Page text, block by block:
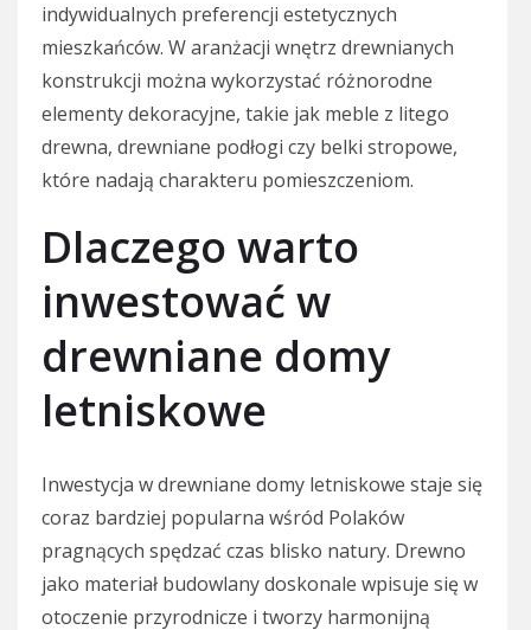
indywidualnych preferencji estetycznych
mieszkańców. W aranżacji wnętrz drewnianych
konstrukcji można wykorzystać różnorodne
elementy dekoracyjne, takie jak meble z litego
drewna, drewniane podłogi czy belki stropowe,
które nadają charakteru pomieszczeniom.
Dlaczego warto
inwestować w
drewniane domy
letniskowe
Inwestycja w drewniane domy letniskowe staje się
coraz bardziej popularna wśród Polaków
pragnących spędzać czas blisko natury. Drewno
jako materiał budowlany doskonale wpisuje się w
otoczenie przyrodnicze i tworzy harmonijną